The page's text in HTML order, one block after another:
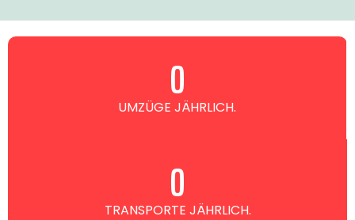
UMZÜGE JÄHRLICH.
0
TRANSPORTE JÄHRLICH.
0